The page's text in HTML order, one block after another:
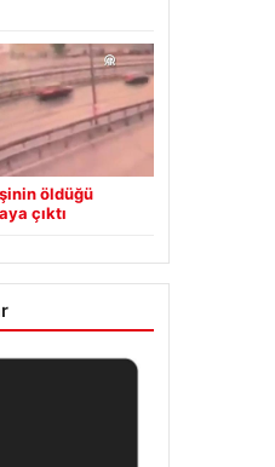
öldüğü
çıktı